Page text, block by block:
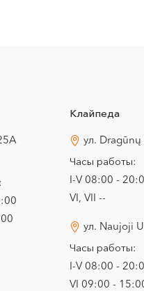
Клайпеда
ул. Dragūnų
Часы работы:
I-V 08:00 -
VI, VII --
ул. Naujoji
Часы работы:
I-V 08:00 -
VI 09:00 -